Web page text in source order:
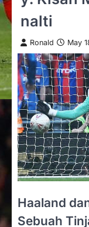
nalti
Ronald May
Haaland
Sebuah